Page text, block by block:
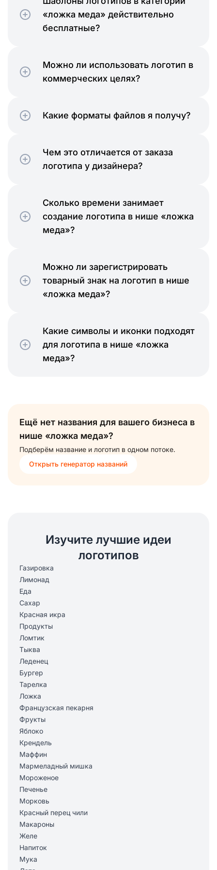
«ложка меда» действительно
бесплатные?
Можно ли использовать логотип в
коммерческих целях?
Какие форматы файлов я получу?
Чем это отличается от заказа
логотипа у дизайнера?
Сколько времени занимает
создание логотипа в нише «ложка
меда»?
Можно ли зарегистрировать
товарный знак на логотип в нише
«ложка меда»?
Какие символы и иконки подходят
для логотипа в нише «ложка
меда»?
Ещё нет названия для вашего бизнеса в
нише «ложка меда»?
Подберём название и логотип в одном потоке.
Открыть генератор названий
Изучите лучшие идеи
логотипов
Газировка
Лимонад
Еда
Сахар
Красная икра
Продукты
Ломтик
Тыква
Леденец
Бургер
Тарелка
Ложка
Французская пекарня
Фрукты
Яблоко
Крендель
Маффин
Мармеладный мишка
Мороженое
Печенье
Морковь
Красный перец чили
Макароны
Желе
Напиток
Мука